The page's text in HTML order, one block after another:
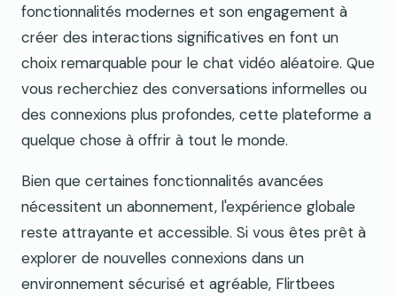
fonctionnalités modernes et son engagement à
créer des interactions significatives en font un
choix remarquable pour le chat vidéo aléatoire. Que
vous recherchiez des conversations informelles ou
des connexions plus profondes, cette plateforme a
quelque chose à offrir à tout le monde.
Bien que certaines fonctionnalités avancées
nécessitent un abonnement, l'expérience globale
reste attrayante et accessible. Si vous êtes prêt à
explorer de nouvelles connexions dans un
environnement sécurisé et agréable, Flirtbees